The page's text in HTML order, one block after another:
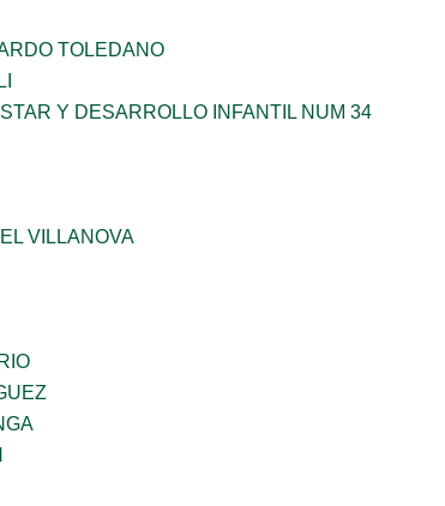
TOLEDANO
Y DESARROLLO INFANTIL NUM 34
VILLANOVA